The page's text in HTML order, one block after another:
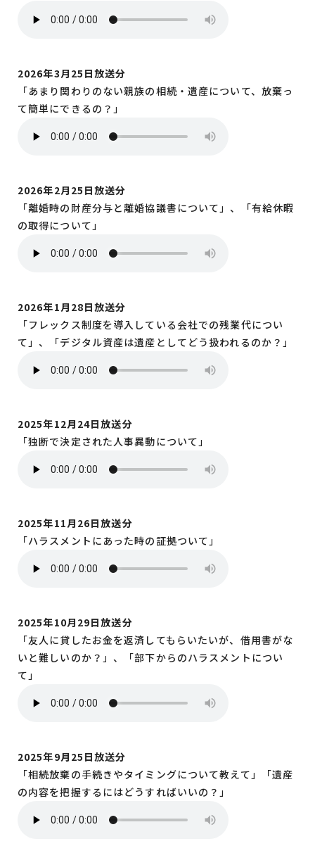
2026年3月25日放送分
「あまり関わりのない親族の相続・遺産について、放棄っ
て簡単にできるの？」
2026年2月25日放送分
「離婚時の財産分与と離婚協議書について」、「有給休暇
の取得について」
2026年1月28日放送分
「フレックス制度を導入している会社での残業代につい
て」、「デジタル資産は遺産としてどう扱われるのか？」
2025年12月24日放送分
「独断で決定された人事異動について」
2025年11月26日放送分
「ハラスメントにあった時の証拠ついて」
2025年10月29日放送分
「友人に貸したお金を返済してもらいたいが、借用書がな
いと難しいのか？」、「部下からのハラスメントについ
て」
2025年9月25日放送分
「相続放棄の手続きやタイミングについて教えて」「遺産
の内容を把握するにはどうすればいいの？」